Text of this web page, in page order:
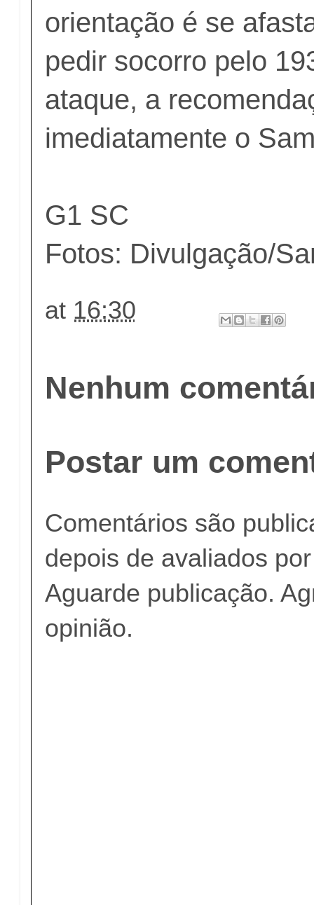
orientação é se
pedir socorro pelo
ataque, a
imediatamente o
G1 SC
Fotos: Divulgação/
at 16:30
Nenhum
Postar um
Comentários são
depois de avaliados
Aguarde publicação.
opinião.